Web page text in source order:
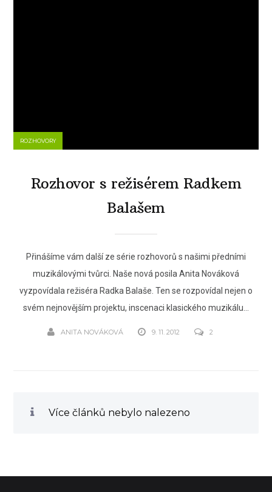
ROZHOVORY
Rozhovor s režisérem Radkem
Balašem
Přinášíme vám další ze série rozhovorů s našimi předními
muzikálovými tvůrci. Naše nová posila Anita Nováková
vyzpovídala režiséra Radka Balaše. Ten se rozpovídal nejen o
svém nejnovějším projektu, inscenaci klasického muzikálu...
ANITA NOVÁKOVÁ 9. 11. 2012 2
Více článků nebylo nalezeno